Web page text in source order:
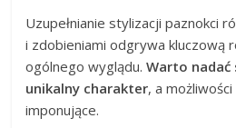
Uzupełnianie stylizacji paznokci
i zdobieniami odgrywa kluczową
ogólnego wyglądu.Warto nadać
unikalny charakter, a
imponujące.